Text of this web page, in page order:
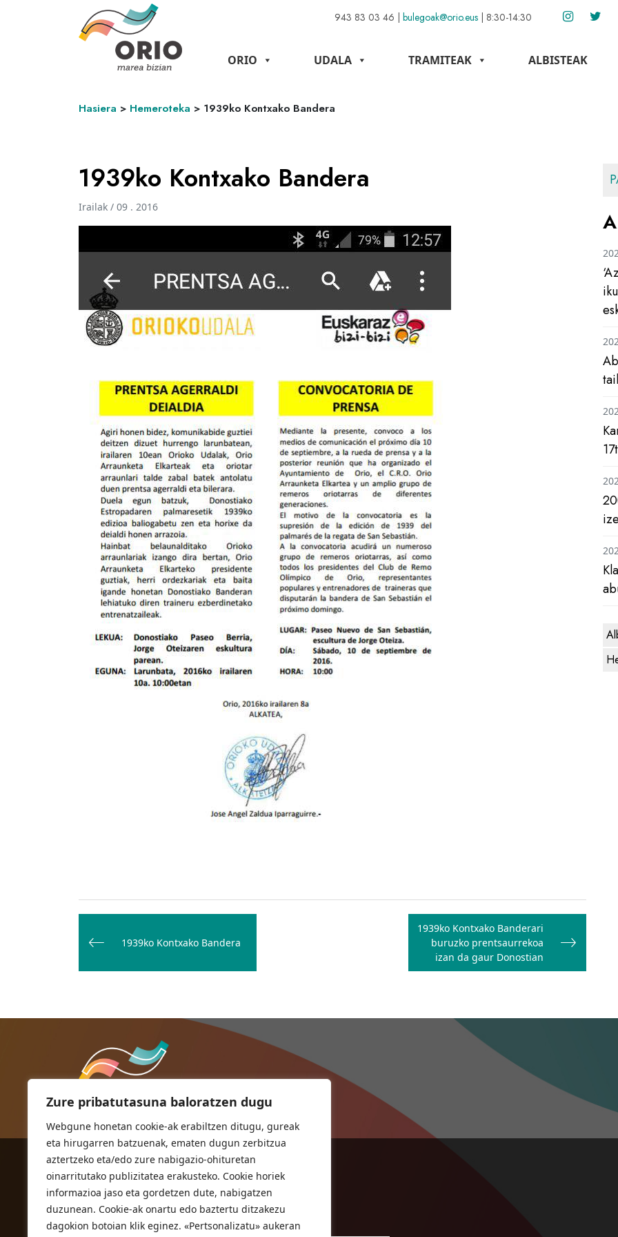
Zure pribatutasuna baloratzen dugu
Webgune honetan cookie-ak erabiltzen ditugu, gureak
eta hirugarren batzuenak, ematen dugun zerbitzua
aztertzeko eta/edo zure nabigazio-ohituretan
oinarritutako publizitatea erakusteko. Cookie horiek
informazioa jaso eta gordetzen dute, nabigatzen
duzunean. Cookie-ak onartu edo baztertu ditzakezu
dagokion botoian klik eginez. «Pertsonalizatu» aukeran
943 83 03 46 | bulegoak@orio.eus | 8:30-14:30
ORIO UDALA TRAMITEAK ALBISTEAK
Hasiera > Hemeroteka > 1939ko Kontxako Bandera
1939ko Kontxako Bandera
Irailak / 09 . 2016
Bidalketetan
zehar
nabigatu
1939ko Kontxako Bandera
1939ko Kontxako Banderari
buruzko prentsaurrekoa
izan da gaur Donostian
ORIOKO UDALA
Herriko plaza,1
20810 Orio (Gipuzkoa)
T. 943 83 03 46